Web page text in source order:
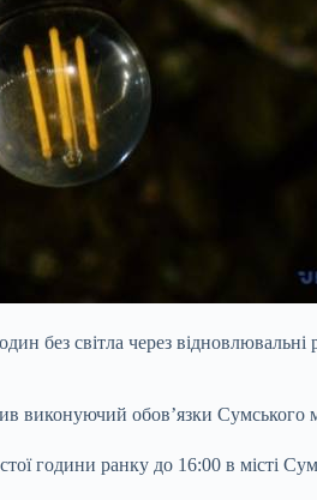
без світла через
виконуючий обов’язки Сумського
години ранку до 16:00 в місті